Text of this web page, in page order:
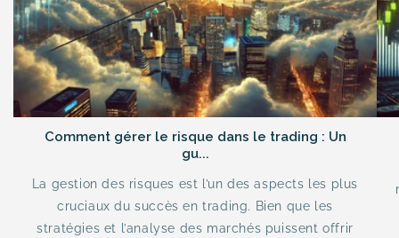
Comment gérer le risque dans le trading : Un
gu...
La gestion des risques est l’un des aspects les plus
cruciaux du succès en trading. Bien que les
stratégies et l’analyse des marchés puissent offrir